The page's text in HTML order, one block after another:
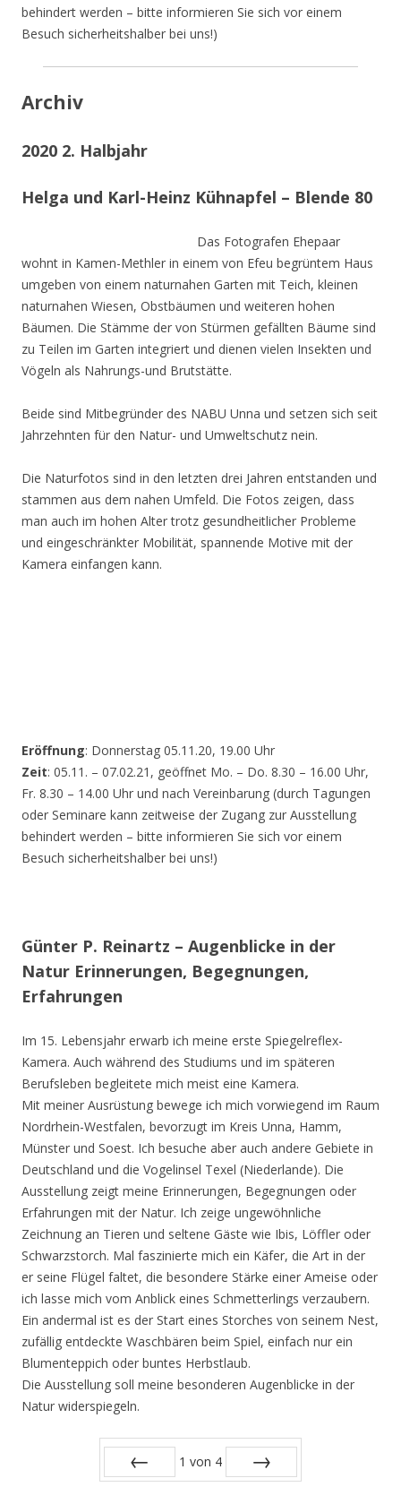
behindert werden – bitte informieren Sie sich vor einem
Besuch sicherheitshalber bei uns!)
Archiv
2020 2. Halbjahr
Helga und Karl-Heinz Kühnapfel – Blende 80
Das Fotografen Ehepaar
wohnt in Kamen-Methler in einem von Efeu begrüntem Haus
umgeben von einem naturnahen Garten mit Teich, kleinen
naturnahen Wiesen, Obstbäumen und weiteren hohen
Bäumen. Die Stämme der von Stürmen gefällten Bäume sind
zu Teilen im Garten integriert und dienen vielen Insekten und
Vögeln als Nahrungs-und Brutstätte.
Beide sind Mitbegründer des NABU Unna und setzen sich seit
Jahrzehnten für den Natur- und Umweltschutz nein.
Die Naturfotos sind in den letzten drei Jahren entstanden und
stammen aus dem nahen Umfeld. Die Fotos zeigen, dass
man auch im hohen Alter trotz gesundheitlicher Probleme
und eingeschränkter Mobilität, spannende Motive mit der
Kamera einfangen kann.
Eröffnung: Donnerstag 05.11.20, 19.00 Uhr
Zeit: 05.11. – 07.02.21, geöffnet Mo. – Do. 8.30 – 16.00 Uhr,
Fr. 8.30 – 14.00 Uhr und nach Vereinbarung (durch Tagungen
oder Seminare kann zeitweise der Zugang zur Ausstellung
behindert werden – bitte informieren Sie sich vor einem
Besuch sicherheitshalber bei uns!)
Günter P. Reinartz – Augenblicke in der
Natur Erinnerungen, Begegnungen,
Erfahrungen
Im 15. Lebensjahr erwarb ich meine erste Spiegelreflex-
Kamera. Auch während des Studiums und im späteren
Berufsleben begleitete mich meist eine Kamera.
Mit meiner Ausrüstung bewege ich mich vorwiegend im Raum
Nordrhein-Westfalen, bevorzugt im Kreis Unna, Hamm,
Münster und Soest. Ich besuche aber auch andere Gebiete in
Deutschland und die Vogelinsel Texel (Niederlande). Die
Ausstellung zeigt meine Erinnerungen, Begegnungen oder
Erfahrungen mit der Natur. Ich zeige ungewöhnliche
Zeichnung an Tieren und seltene Gäste wie Ibis, Löffler oder
Schwarzstorch. Mal faszinierte mich ein Käfer, die Art in der
er seine Flügel faltet, die besondere Stärke einer Ameise oder
ich lasse mich vom Anblick eines Schmetterlings verzaubern.
Ein andermal ist es der Start eines Storches von seinem Nest,
zufällig entdeckte Waschbären beim Spiel, einfach nur ein
Blumenteppich oder buntes Herbstlaub.
Die Ausstellung soll meine besonderen Augenblicke in der
Natur widerspiegeln.
1 von 4